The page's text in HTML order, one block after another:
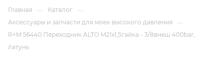
Главная — Каталог —
Аксессуары и запчасти для моек высокого давления
—
R+M 56440 Переходник ALTO M21x1,5гайка - 3/8внеш 400bar,
латунь